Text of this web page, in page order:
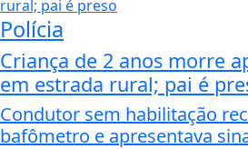
Polícia
Criança de 2 anos morre
em estrada rural; pai é
Condutor sem habilitação
bafômetro e apresentava